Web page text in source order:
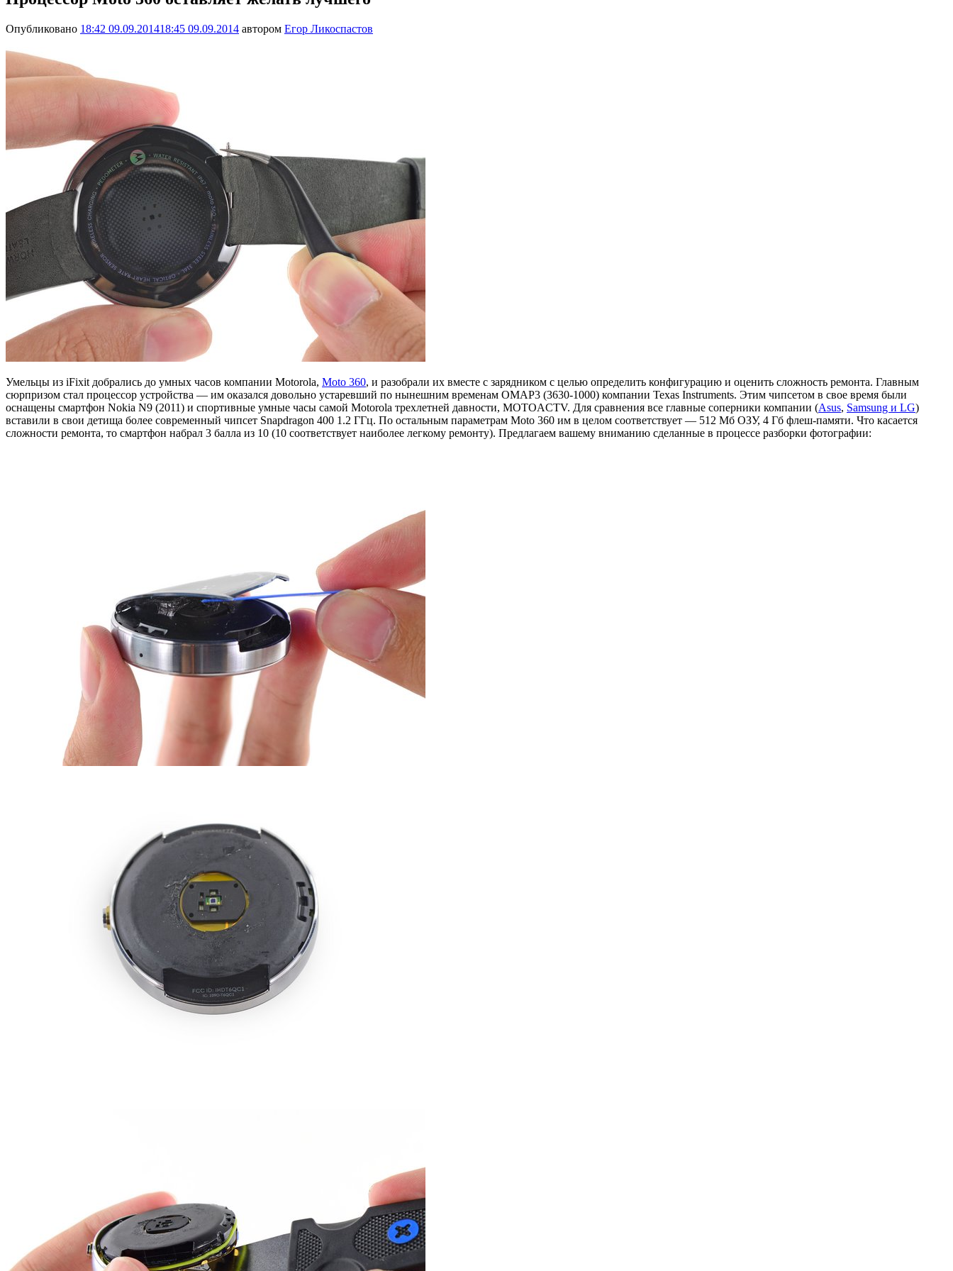
Опубликовано 18:42 09.09.201418:45 09.09.2014 автором Егор Ликоспастов
Умельцы из iFixit добрались до умных часов компании Motorola, Moto 360, и разобрали их вместе с зарядником с целью определить конфигурацию и оценить сложность ремонта. Главным
сюрпризом стал процессор устройства — им оказался довольно устаревший по нынешним временам OMAP3 (3630-1000) компании Texas Instruments. Этим чипсетом в свое время были
оснащены смартфон Nokia N9 (2011) и спортивные умные часы самой Motorola трехлетней давности, MOTOACTV. Для сравнения все главные соперники компании (Asus, Samsung и LG)
вставили в свои детища более современный чипсет Snapdragon 400 1.2 ГГц. По остальным параметрам Moto 360 им в целом соответствует — 512 Мб ОЗУ, 4 Гб флеш-памяти. Что касается
сложности ремонта, то смартфон набрал 3 балла из 10 (10 соответствует наиболее легкому ремонту). Предлагаем вашему вниманию сделанные в процессе разборки фотографии: